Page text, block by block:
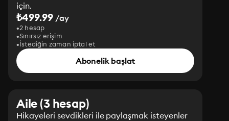
için.
₺499.99 /ay
2 hesap
Sınırsız erişim
İstediğin zaman iptal et
Abonelik başlat
Aile (3 hesap)
Hikayeleri sevdikleri ile paylaşmak isteyenler